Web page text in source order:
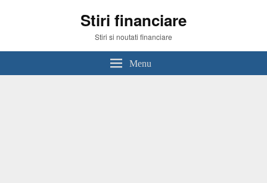
Stiri financiare
Stiri si noutati financiare
Menu